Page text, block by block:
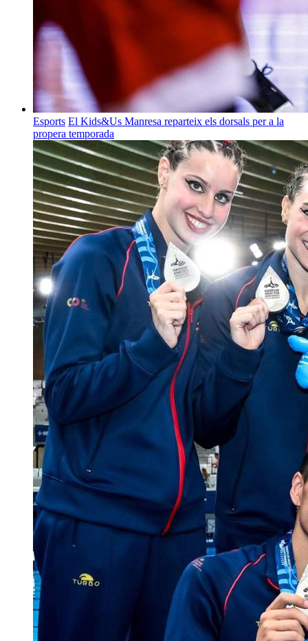
Esports El Kids&Us Manresa reparteix els dorsals per a la
propera temporada